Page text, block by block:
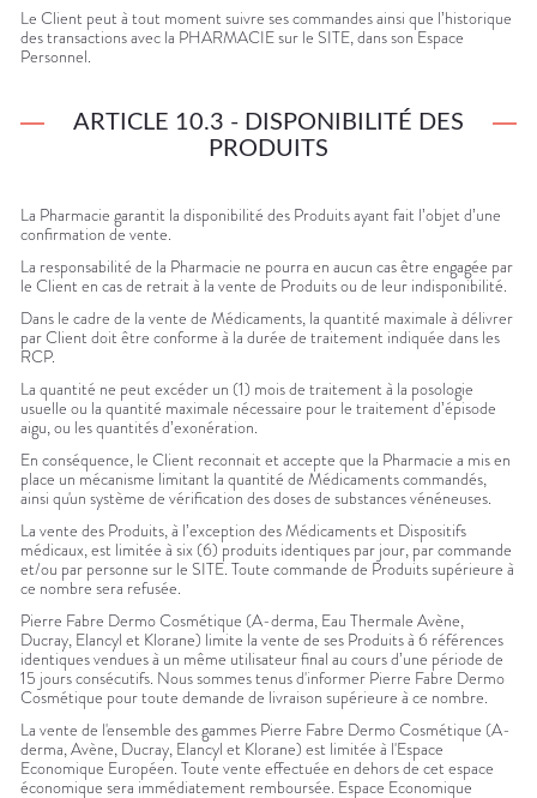
Le Client peut à tout moment suivre ses commandes ainsi que l’historique
des transactions avec la PHARMACIE sur le SITE, dans son Espace
Personnel.
ARTICLE 10.3 - DISPONIBILITÉ DES
PRODUITS
La Pharmacie garantit la disponibilité des Produits ayant fait l’objet d’une
confirmation de vente.
La responsabilité de la Pharmacie ne pourra en aucun cas être engagée par
le Client en cas de retrait à la vente de Produits ou de leur indisponibilité.
Dans le cadre de la vente de Médicaments, la quantité maximale à délivrer
par Client doit être conforme à la durée de traitement indiquée dans les
RCP.
La quantité ne peut excéder un (1) mois de traitement à la posologie
usuelle ou la quantité maximale nécessaire pour le traitement d’épisode
aigu, ou les quantités d’exonération.
En conséquence, le Client reconnait et accepte que la Pharmacie a mis en
place un mécanisme limitant la quantité de Médicaments commandés,
ainsi qu'un système de vérification des doses de substances vénéneuses.
La vente des Produits, à l’exception des Médicaments et Dispositifs
médicaux, est limitée à six (6) produits identiques par jour, par commande
et/ou par personne sur le SITE. Toute commande de Produits supérieure à
ce nombre sera refusée.
Pierre Fabre Dermo Cosmétique (A-derma, Eau Thermale Avène,
Ducray, Elancyl et Klorane) limite la vente de ses Produits à 6 références
identiques vendues à un même utilisateur final au cours d’une période de
15 jours consécutifs. Nous sommes tenus d'informer Pierre Fabre Dermo
Cosmétique pour toute demande de livraison supérieure à ce nombre.
La vente de l'ensemble des gammes Pierre Fabre Dermo Cosmétique (A-
derma, Avène, Ducray, Elancyl et Klorane) est limitée à l'Espace
Economique Européen. Toute vente effectuée en dehors de cet espace
économique sera immédiatement remboursée. Espace Economique